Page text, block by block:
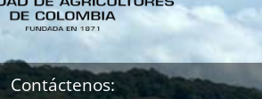
Contáctenos: